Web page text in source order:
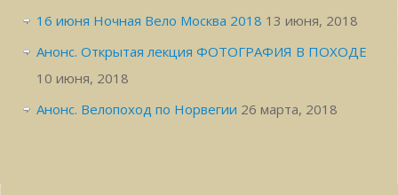
16 июня Ночная Вело Москва 2018 13 июня, 2018
Анонс. Открытая лекция ФОТОГРАФИЯ В ПОХОДЕ
10 июня, 2018
Анонс. Велопоход по Норвегии 26 марта, 2018